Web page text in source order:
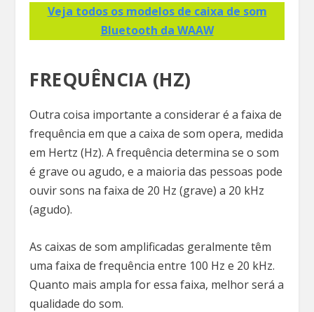
Veja todos os modelos de caixa de som
Bluetooth da WAAW
FREQUÊNCIA (HZ)
Outra coisa importante a considerar é a faixa de
frequência em que a caixa de som opera, medida
em Hertz (Hz). A frequência determina se o som
é grave ou agudo, e a maioria das pessoas pode
ouvir sons na faixa de 20 Hz (grave) a 20 kHz
(agudo).
As caixas de som amplificadas geralmente têm
uma faixa de frequência entre 100 Hz e 20 kHz.
Quanto mais ampla for essa faixa, melhor será a
qualidade do som.